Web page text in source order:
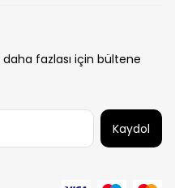
fazlası için bültene
Kaydol